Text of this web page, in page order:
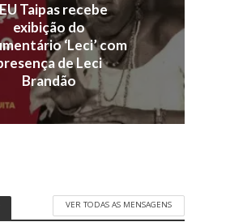
Taipas recebe
exibição do
‘Leci’ com
de Leci
Brandão
VER TODAS AS MENSAGENS